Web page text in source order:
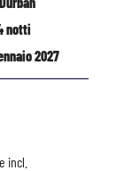
notti
2027
incl.